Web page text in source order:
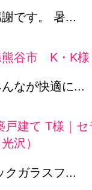
です。 暑...
谷市 K・K様
なが快適に...
戸建て T様｜
沢）
クガラスフ...